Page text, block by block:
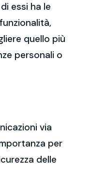
essi ha le
quello più
personali o
via
per
delle